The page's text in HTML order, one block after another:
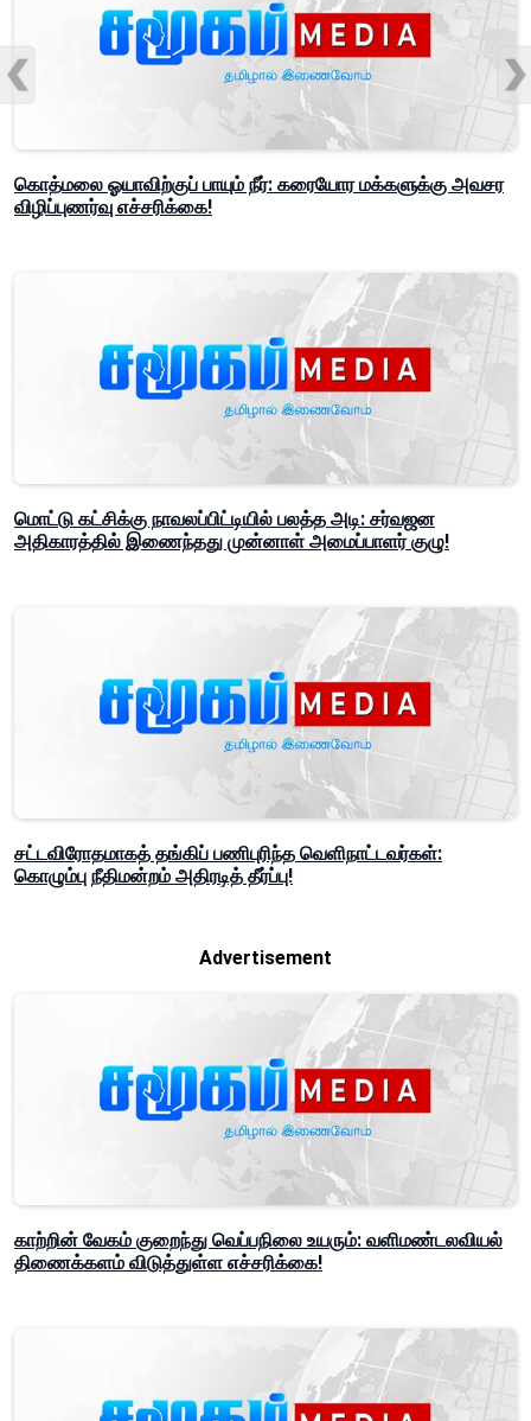
கொத்மலை ஓயாவிற்குப் பாயும் நீர்: கரையோர மக்களுக்கு அவசர
விழிப்புணர்வு எச்சரிக்கை!
மொட்டு கட்சிக்கு நாவலப்பிட்டியில் பலத்த அடி: சர்வஜன
அதிகாரத்தில் இணைந்தது முன்னாள் அமைப்பாளர் குழு!
சட்டவிரோதமாகத் தங்கிப் பணிபுரிந்த வெளிநாட்டவர்கள்:
கொழும்பு நீதிமன்றம் அதிரடித் தீர்ப்பு!
Advertisement
காற்றின் வேகம் குறைந்து வெப்பநிலை உயரும்: வளிமண்டலவியல்
திணைக்களம் விடுத்துள்ள எச்சரிக்கை!